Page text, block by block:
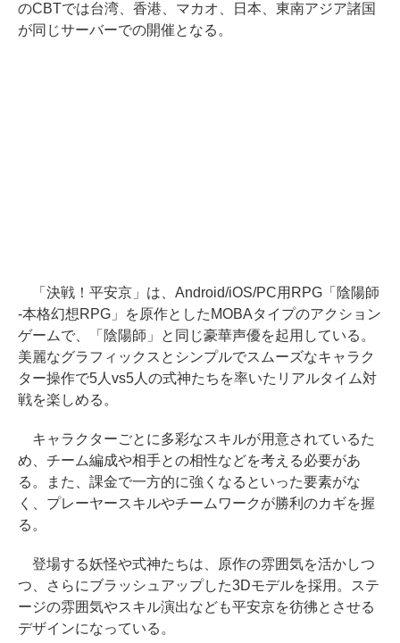
のCBTでは台湾、香港、マカオ、日本、東南アジア諸国
が同じサーバーでの開催となる。
「決戦！平安京」は、Android/iOS/PC用RPG「陰陽師
-本格幻想RPG」を原作としたMOBAタイプのアクション
ゲームで、「陰陽師」と同じ豪華声優を起用している。
美麗なグラフィックスとシンプルでスムーズなキャラク
ター操作で5人vs5人の式神たちを率いたリアルタイム対
戦を楽しめる。
キャラクターごとに多彩なスキルが用意されているた
め、チーム編成や相手との相性などを考える必要があ
る。また、課金で一方的に強くなるといった要素がな
く、プレーヤースキルやチームワークが勝利のカギを握
る。
登場する妖怪や式神たちは、原作の雰囲気を活かしつ
つ、さらにブラッシュアップした3Dモデルを採用。ステ
ージの雰囲気やスキル演出なども平安京を彷彿とさせる
デザインになっている。